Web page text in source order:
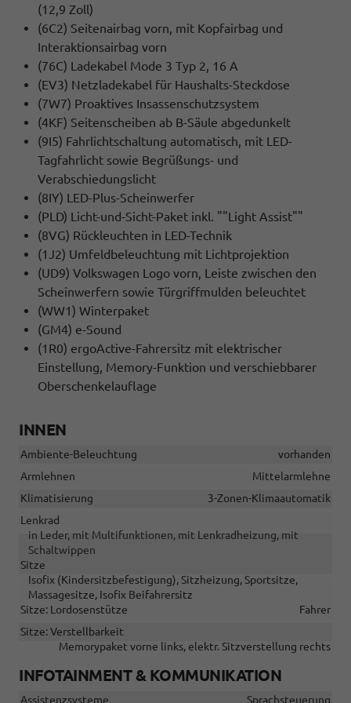
(12,9 Zoll)
(6C2) Seitenairbag vorn, mit Kopfairbag und
Interaktionsairbag vorn
(76C) Ladekabel Mode 3 Typ 2, 16 A
(EV3) Netzladekabel für Haushalts-Steckdose
(7W7) Proaktives Insassenschutzsystem
(4KF) Seitenscheiben ab B-Säule abgedunkelt
(9I5) Fahrlichtschaltung automatisch, mit LED-
Tagfahrlicht sowie Begrüßungs- und
Verabschiedungslicht
(8IY) LED-Plus-Scheinwerfer
(PLD) Licht-und-Sicht-Paket inkl. ""Light Assist""
(8VG) Rückleuchten in LED-Technik
(1J2) Umfeldbeleuchtung mit Lichtprojektion
(UD9) Volkswagen Logo vorn, Leiste zwischen den
Scheinwerfern sowie Türgriffmulden beleuchtet
(WW1) Winterpaket
(GM4) e-Sound
(1R0) ergoActive-Fahrersitz mit elektrischer
Einstellung, Memory-Funktion und verschiebbarer
Oberschenkelauflage
INNEN
Ambiente-Beleuchtung
vorhanden
Armlehnen
Mittelarmlehne
Klimatisierung
3-Zonen-Klimaautomatik
Lenkrad
in Leder, mit Multifunktionen, mit Lenkradheizung, mit
Schaltwippen
Sitze
Isofix (Kindersitzbefestigung), Sitzheizung, Sportsitze,
Massagesitze, Isofix Beifahrersitz
Sitze: Lordosenstütze
Fahrer
Sitze: Verstellbarkeit
Memorypaket vorne links, elektr. Sitzverstellung rechts
INFOTAINMENT & KOMMUNIKATION
Assistenzsysteme Sprachsteuerung